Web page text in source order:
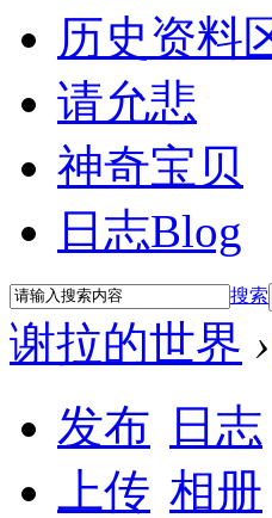
历史资料
请允悲
神奇宝贝
日志Blog
搜索
谢拉的世界 ›
发布
日志
上传 相册